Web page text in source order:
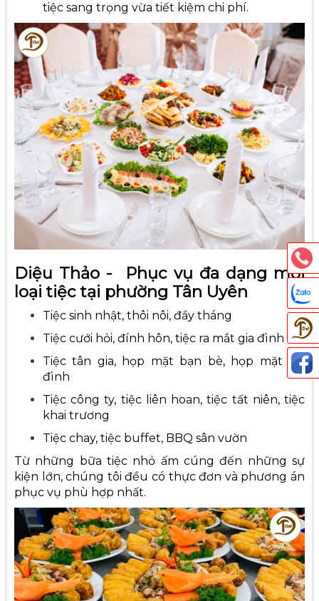
tiệc sang trọng vừa tiết kiệm chi phí.
Diệu Thảo - Phục vụ đa dạng mọi
loại tiệc tại phường Tân Uyên
Tiệc sinh nhật, thôi nôi, đầy tháng
Tiệc cưới hỏi, đính hôn, tiệc ra mắt gia đình
Tiệc tân gia, họp mặt bạn bè, họp mặt gia
đình
Tiệc công ty, tiệc liên hoan, tiệc tất niên, tiệc
khai trương
Tiệc chay, tiệc buffet, BBQ sân vườn
Từ những bữa tiệc nhỏ ấm cúng đến những sự
kiện lớn, chúng tôi đều có thực đơn và phương án
phục vụ phù hợp nhất.